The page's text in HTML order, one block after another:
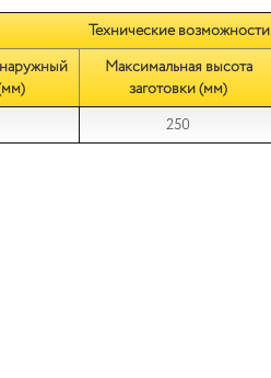
Технические возможности
Максимальная высота
заготовки (мм)
250